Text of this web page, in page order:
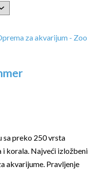
sa preko 250 vrsta
korala. Najveći izložbeni
akvarijume. Pravljenje